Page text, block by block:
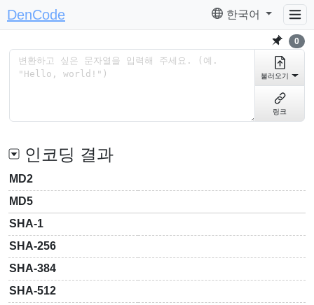
DenCode 한국어
0
불러오기
링크
인코딩 결과
MD2
MD5
SHA-1
SHA-256
SHA-384
SHA-512